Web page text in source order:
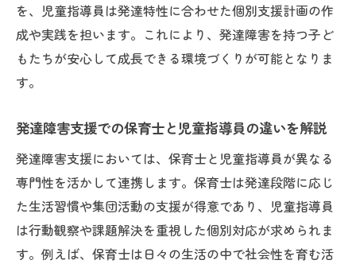
を、児童指導員は発達特性に合わせた個別支援計画の作
成や実践を担います。これにより、発達障害を持つ子ど
もたちが安心して成長できる環境づくりが可能となりま
す。
発達障害支援での保育士と児童指導員の違いを解説
発達障害支援においては、保育士と児童指導員が異なる
専門性を活かして連携します。保育士は発達段階に応じ
た生活習慣や集団活動の支援が得意であり、児童指導員
は行動観察や課題解決を重視した個別対応が求められま
す。例えば、保育士は日々の生活の中で社会性を育む活